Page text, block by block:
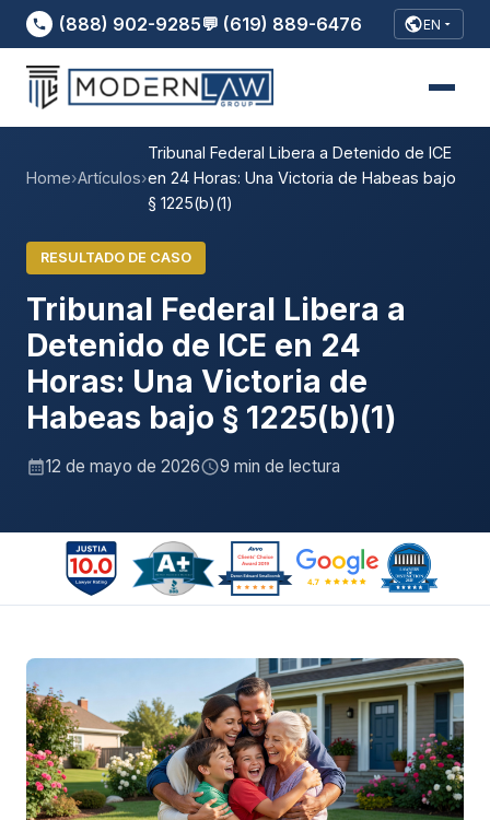
(888) 902-9285💬 (619) 889-6476 EN
Home›Artículos›
Tribunal Federal Libera a Detenido de ICE
en 24 Horas: Una Victoria de Habeas bajo
§ 1225(b)(1)
RESULTADO DE CASO
Tribunal Federal Libera a
Detenido de ICE en 24
Horas: Una Victoria de
Habeas bajo § 1225(b)(1)
12 de mayo de 2026 9 min de lectura